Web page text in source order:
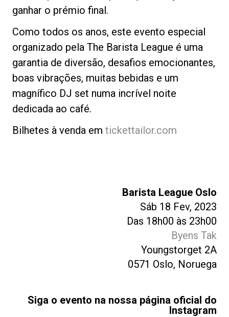
ganhar o prémio final.
Como todos os anos, este evento especial
organizado pela The Barista League é uma
garantia de diversão, desafios emocionantes,
boas vibrações, muitas bebidas e um
magnífico DJ set numa incrível noite
dedicada ao café.
Bilhetes à venda em tickettailor.com
Barista League Oslo
Sáb 18 Fev, 2023
Das 18h00 às 23h00
Byens Tak
Youngstorget 2A
0571 Oslo, Noruega
Siga o evento na nossa página oficial do
Instagram